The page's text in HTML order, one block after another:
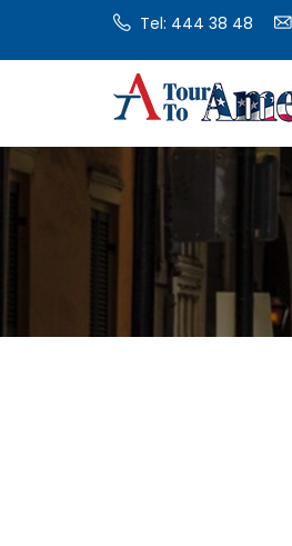
Tel: 444 38 48